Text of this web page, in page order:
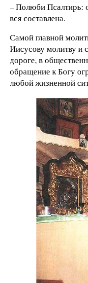
– Полюби Псалтирь:
вся составлена.
Самой главной
Иисусову молитву и
дороге, в
обращение к Богу
любой жизненной